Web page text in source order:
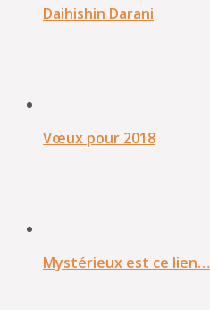
Daihishin Darani
Vœux pour 2018
Mystérieux est ce lien…